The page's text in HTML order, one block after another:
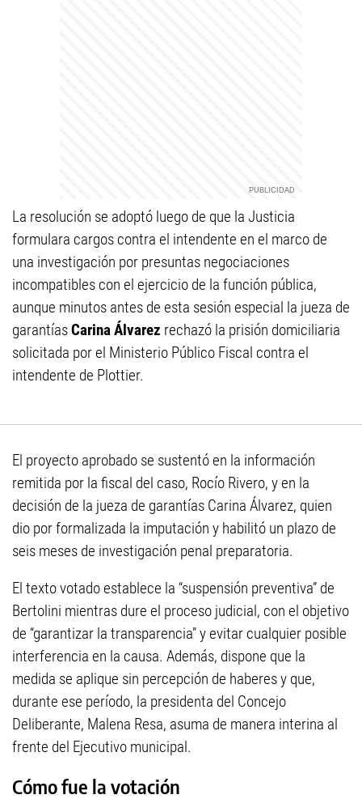
La resolución se adoptó luego de que la Justicia
formulara cargos contra el intendente en el marco de
una investigación por presuntas negociaciones
incompatibles con el ejercicio de la función pública,
aunque minutos antes de esta sesión especial la jueza de
garantíasCarina Álvarez rechazó la prisión domiciliaria
solicitada por el Ministerio Público Fiscal contra el
intendente de Plottier.
El proyecto aprobado se sustentó en la información
remitida por la fiscal del caso, Rocío Rivero, y en la
decisión de la jueza de garantías Carina Álvarez, quien
dio por formalizada la imputación y habilitó un plazo de
seis meses de investigación penal preparatoria.
El texto votado establece la “suspensión preventiva” de
Bertolini mientras dure el proceso judicial, con el objetivo
de “garantizar la transparencia” y evitar cualquier posible
interferencia en la causa. Además, dispone que la
medida se aplique sin percepción de haberes y que,
durante ese período, la presidenta del Concejo
Deliberante, Malena Resa, asuma de manera interina al
frente del Ejecutivo municipal.
Cómo fue la votación